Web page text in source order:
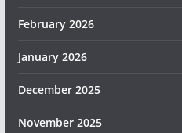
February 2026
January 2026
December 2025
November 2025